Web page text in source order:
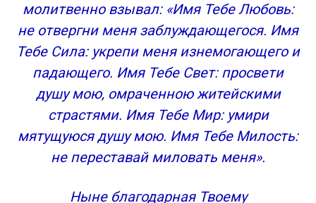
молитвенно взывал: «Имя Тебе Любовь:
не отвергни меня заблуждающегося. Имя
Тебе Сила: укрепи меня изнемогающего и
падающего. Имя Тебе Свет: просвети
душу мою, омраченною житейскими
страстями. Имя Тебе Мир: умири
мятущуюся душу мою. Имя Тебе Милость:
не переставай миловать меня».
Ныне благодарная Твоему